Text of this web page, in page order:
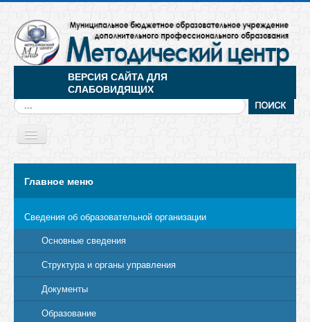
ВЕРСИЯ САЙТА ДЛЯ
СЛАБОВИДЯЩИХ
Искать...
Toggle
Главное меню
Сведения об образовательной организации
Основные сведения
Структура и органы управления
Документы
Образование